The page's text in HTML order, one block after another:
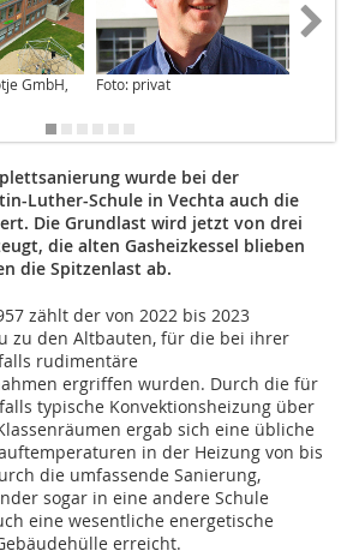
GmbH,
Foto: privat
wurde bei der
Luther-Schule in Vechta auch die
Die Grundlast wird jetzt von drei
die alten Gasheizkessel blieben
die Spitzenlast ab.
zählt der von 2022 bis 2023
zu den Altbauten, für die bei ihrer
rudimentäre
ergriffen wurden. Durch die für
typische Konvektionsheizung über
ergab sich eine übliche
in der Heizung von bis
die umfassende Sanierung,
sogar in eine andere Schule
eine wesentliche energetische
erreicht.